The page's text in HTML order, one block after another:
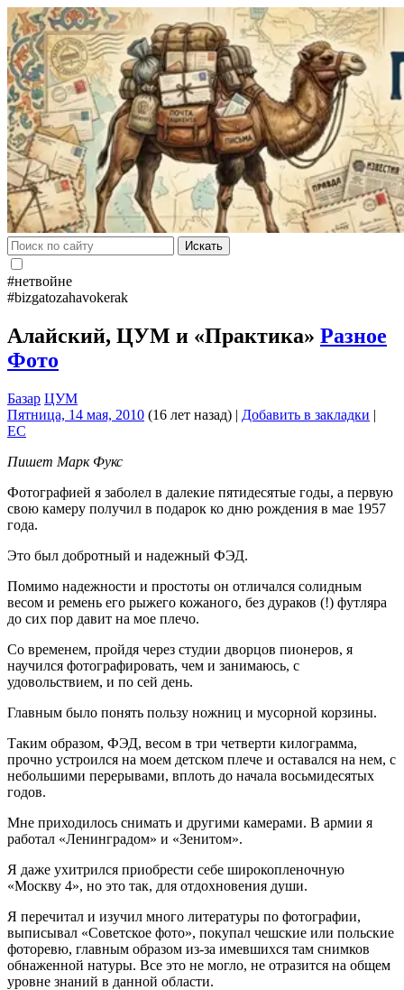
Искать
#нетвойне
#bizgatozahavokerak
Алайский, ЦУМ и «Практика» Разное
Фото
Базар ЦУМ
Пятница, 14 мая, 2010 (16 лет назад) | Добавить в закладки |
EC
Пишет Марк Фукс
Фотографией я заболел в далекие пятидесятые годы, а первую
свою камеру получил в подарок ко дню рождения в мае 1957
года.
Это был добротный и надежный ФЭД.
Помимо надежности и простоты он отличался солидным
весом и ремень его рыжего кожаного, без дураков (!) футляра
до сих пор давит на мое плечо.
Со временем, пройдя через студии дворцов пионеров, я
научился фотографировать, чем и занимаюсь, с
удовольствием, и по сей день.
Главным было понять пользу ножниц и мусорной корзины.
Таким образом, ФЭД, весом в три четверти килограмма,
прочно устроился на моем детском плече и оставался на нем, с
небольшими перерывами, вплоть до начала восьмидесятых
годов.
Мне приходилось снимать и другими камерами. В армии я
работал «Ленинградом» и «Зенитом».
Я даже ухитрился приобрести себе широкопленочную
«Москву 4», но это так, для отдохновения души.
Я перечитал и изучил много литературы по фотографии,
выписывал «Советское фото», покупал чешские или польские
фоторевю, главным образом из-за имевшихся там снимков
обнаженной натуры. Все это не могло, не отразится на общем
уровне знаний в данной области.